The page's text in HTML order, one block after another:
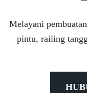
Melayani
pintu, railing